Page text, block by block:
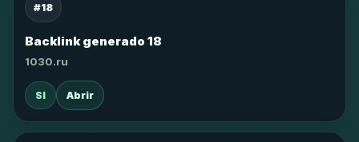
#18
Backlink generado 18
1030.ru
SI Abrir